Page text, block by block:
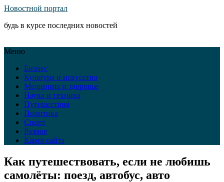
Новостной портал
будь в курсе последних новостей
Меню
Бизнес
Культура и искусство
Медицина и здоровье
Наука и техника
Путешествия
Политика
Спорт
Разное
Карта сайта
Как путешествовать, если не любишь
самолёты: поезд, автобус, авто